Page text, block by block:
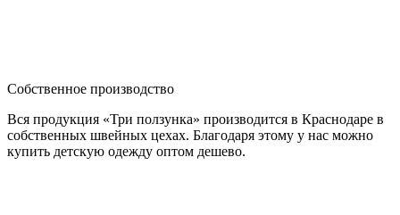
Собственное производство
Вся продукция «Три ползунка» производится в Краснодаре в
собственных швейных цехах. Благодаря этому у нас можно
купить детскую одежду оптом дешево.